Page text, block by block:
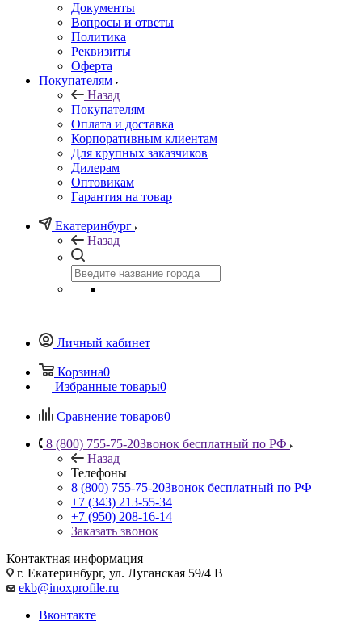
Документы
Вопросы и ответы
Политика
Реквизиты
Оферта
Покупателям
Назад
Покупателям
Оплата и доставка
Корпоративным клиентам
Для крупных заказчиков
Дилерам
Оптовикам
Гарантия на товар
Екатеринбург
Назад
Личный кабинет
Корзина0
Избранные товары0
Сравнение товаров0
8 (800) 755-75-20Звонок бесплатный по РФ
Назад
Телефоны
8 (800) 755-75-20Звонок бесплатный по РФ
+7 (343) 213-55-34
+7 (950) 208-16-14
Заказать звонок
Контактная информация
г. Екатеринбург, ул. Луганская 59/4 В
ekb@inoxprofile.ru
Вконтакте